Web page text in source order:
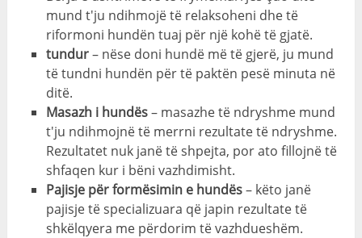
mund t'ju ndihmojë të relaksoheni dhe të
riformoni hundën tuaj për një kohë të gjatë.
tundur– nëse doni hundë më të gjerë, ju mund
të tundni hundën për të paktën pesë minuta në
ditë.
Masazh i hundës– masazhe të ndryshme mund
t'ju ndihmojnë të merrni rezultate të ndryshme.
Rezultatet nuk janë të shpejta, por ato fillojnë të
shfaqen kur i bëni vazhdimisht.
Pajisje për formësimin e hundës– këto janë
pajisje të specializuara që japin rezultate të
shkëlqyera me përdorim të vazhdueshëm.